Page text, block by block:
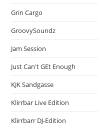
Grin Cargo
GroovySoundz
Jam Session
Just Can't GEt Enough
KJK Sandgasse
Klirrbar Live Edition
Klirrbarr DJ-Edition